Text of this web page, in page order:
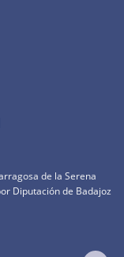
de la Serena
Diputación de Badajoz